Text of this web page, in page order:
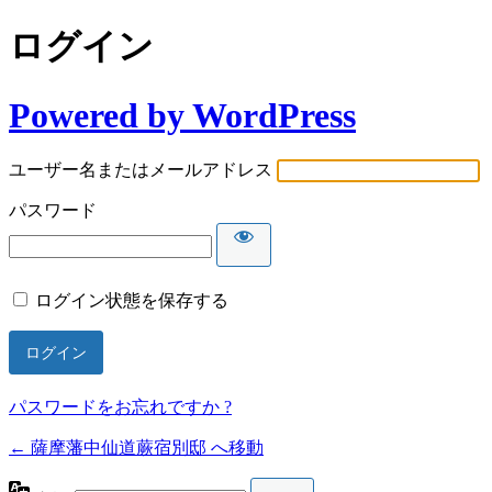
ログイン
Powered by WordPress
ユーザー名またはメールアドレス
パスワード
ログイン状態を保存する
パスワードをお忘れですか ?
← 薩摩藩中仙道蕨宿別邸 へ移動